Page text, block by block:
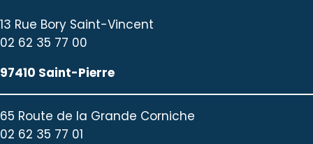
13 Rue Bory Saint-Vincent
02 62 35 77 00
97410 Saint-Pierre
65 Route de la Grande Corniche
02 62 35 77 01